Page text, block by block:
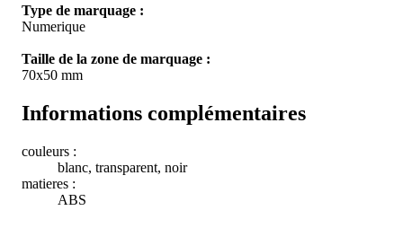
Type de marquage :
Numerique
Taille de la zone de marquage :
70x50 mm
Informations complémentaires
couleurs :
blanc, transparent, noir
matieres :
ABS